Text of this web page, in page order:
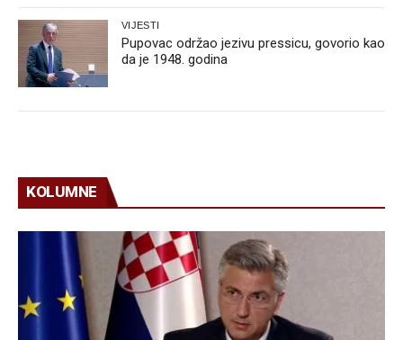
VIJESTI
Pupovac održao jezivu pressicu, govorio kao
da je 1948. godina
KOLUMNE